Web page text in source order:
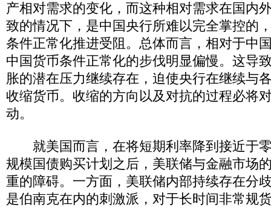
产相对需求的变化，而这种相对需求在国内
致的情况下，是中国央行所难以完全掌控的
条件正常化推进受阻。总体而言，相对于中
中国货币条件正常化的步伐明显偏慢。这导
胀的潜在压力继续存在，迫使央行在继续与
收缩货币。收缩的方向以及对抗的过程必将
动。
就美国而言，在将短期利率降到接近于
规模国债购买计划之后，美联储与金融市场
重的障碍。一方面，美联储内部持续存在分
是伯南克在内的刺激派，对于长时间非常规